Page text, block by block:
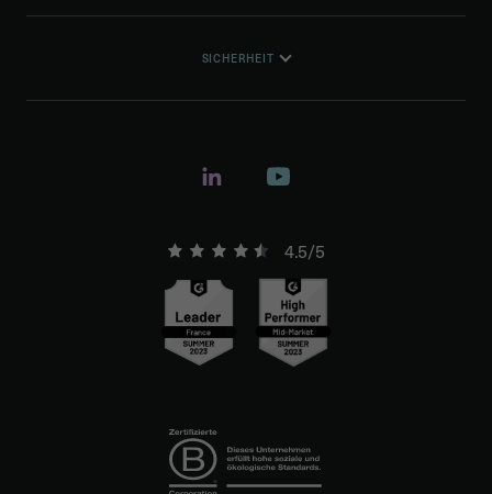
SICHERHEIT
4.5/5